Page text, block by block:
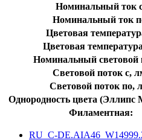
Номинальный ток
Номинальный ток
Цветовая
Цветовая
Номинальный световой
Световой поток с,
Световой поток по,
Однородность цвета
Филаментная:
RU_C-